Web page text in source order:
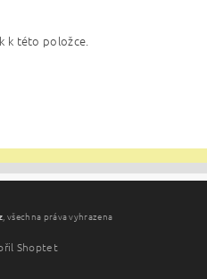
k této položce.
, všechna práva vyhrazena
Shoptet